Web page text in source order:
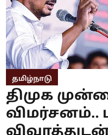
தமிழ்நாடு
திமுக
விமர்சனம்..